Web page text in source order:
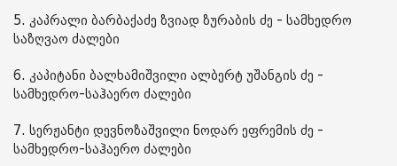
5. კაპრალი ბარბაქაძე ზვიად ზურაბის ძე - სამხედრო
საზღვაო ძალები
6. კაპიტანი ბალხამიშვილი ალბერტ უშანგის ძე -
სამხედრო-საჰაერო ძალები
7. სერჟანტი დევნოზაშვილი ნოდარ ეფრემის ძე -
სამხედრო-საჰაერო ძალები